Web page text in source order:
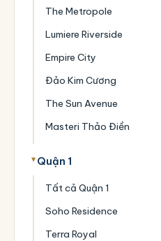
The Metropole
Lumiere Riverside
Empire City
Đảo Kim Cương
The Sun Avenue
Masteri Thảo Điền
Quận 1
Tất cả Quận 1
Soho Residence
Terra Royal